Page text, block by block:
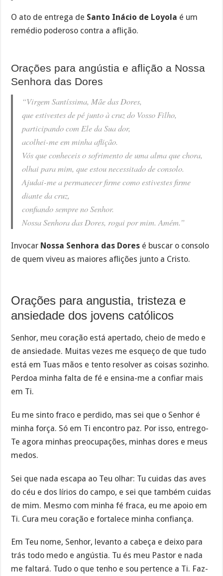
O ato de entrega de Santo Inácio de Loyola é um
remédio poderoso contra a aflição.
Orações para angústia e aflição a Nossa
Senhora das Dores
“Virgem Santíssima, Mãe das Dores,
que estivestes de pé junto à cruz do Vosso Filho,
participando com Ele da Sua dor,
acolhei-me em minha aflição.
Vós que conheceis o sofrimento de uma alma que chora,
olhai para mim, que estou necessitado de consolo.
Ajudai-me a permanecer firme como estivestes firme
diante da cruz,
confiando sempre no Senhor.
Nossa Senhora das Dores, rogai por mim. Amém.”
Invocar Nossa Senhora das Dores é buscar o consolo
de quem viveu as maiores aflições junto a Cristo.
Orações para angustia, tristeza e
ansiedade dos jovens católicos
Senhor, meu coração está apertado, cheio de medo e
de ansiedade. Muitas vezes me esqueço de que tudo
está em Tuas mãos e tento resolver as coisas sozinho.
Perdoa minha falta de fé e ensina-me a confiar mais
em Ti.
Eu me sinto fraco e perdido, mas sei que o Senhor é
minha força. Só em Ti encontro paz. Por isso, entrego-
Te agora minhas preocupações, minhas dores e meus
medos.
Sei que nada escapa ao Teu olhar: Tu cuidas das aves
do céu e dos lírios do campo, e sei que também cuidas
de mim. Mesmo com minha fé fraca, eu me apoio em
Ti. Cura meu coração e fortalece minha confiança.
Em Teu nome, Senhor, levanto a cabeça e deixo para
trás todo medo e angústia. Tu és meu Pastor e nada
me faltará. Tudo o que tenho e sou pertence a Ti. Faz-